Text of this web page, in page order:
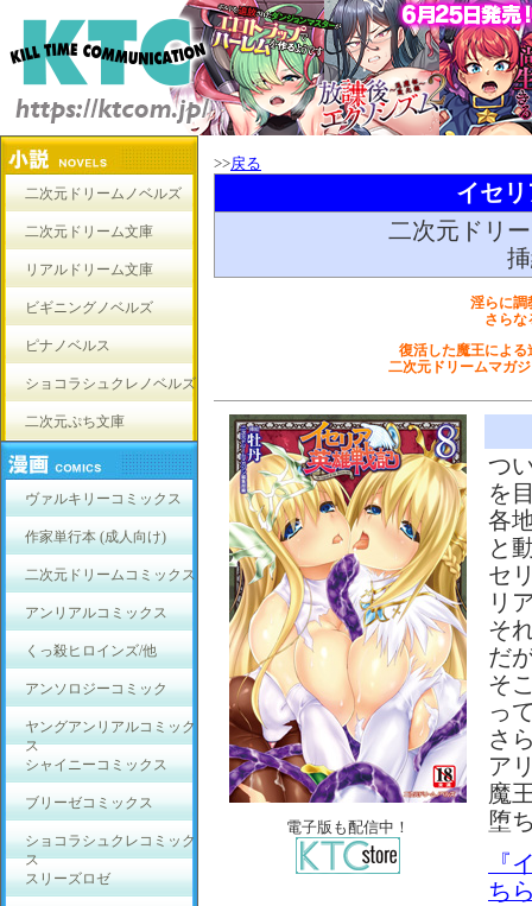
二次元ドリームノベルズ
二次元ドリーム文庫
リアルドリーム文庫
ビギニングノベルズ
ピナノベルス
ショコラシュクレノベルズ
二次元ぷち文庫
ヴァルキリーコミックス
作家単行本 (成人向け)
二次元ドリームコミックス
アンリアルコミックス
くっ殺ヒロインズ/他
アンソロジーコミック
ヤングアンリアルコミック
ス
シャイニーコミックス
ブリーゼコミックス
ショコラシュクレコミック
ス
スリーズロゼ
>>戻る
イセ
二次元ドリ
淫らに
さらな
復活した魔王によ
二次元ドリームマガ
電子版も配信中！
つ
を
各
と
セ
リ
そ
だ
そ
っ
さ
ア
魔
堕
『
ち